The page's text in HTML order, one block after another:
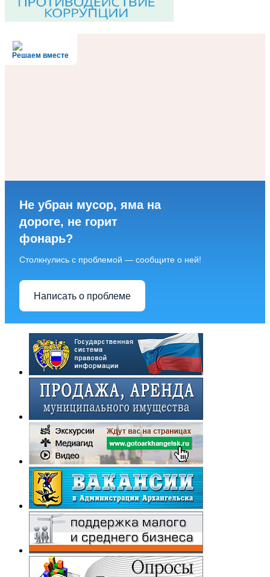
Решаем вместе
Не убран мусор, яма на
дороге, не горит
фонарь?
Столкнулись с проблемой — сообщите о ней!
Написать о проблеме